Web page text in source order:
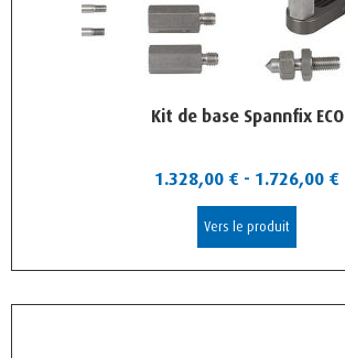
Kit de base Spannfix ECO
1.328,00 € - 1.726,00 €
Vers le produit